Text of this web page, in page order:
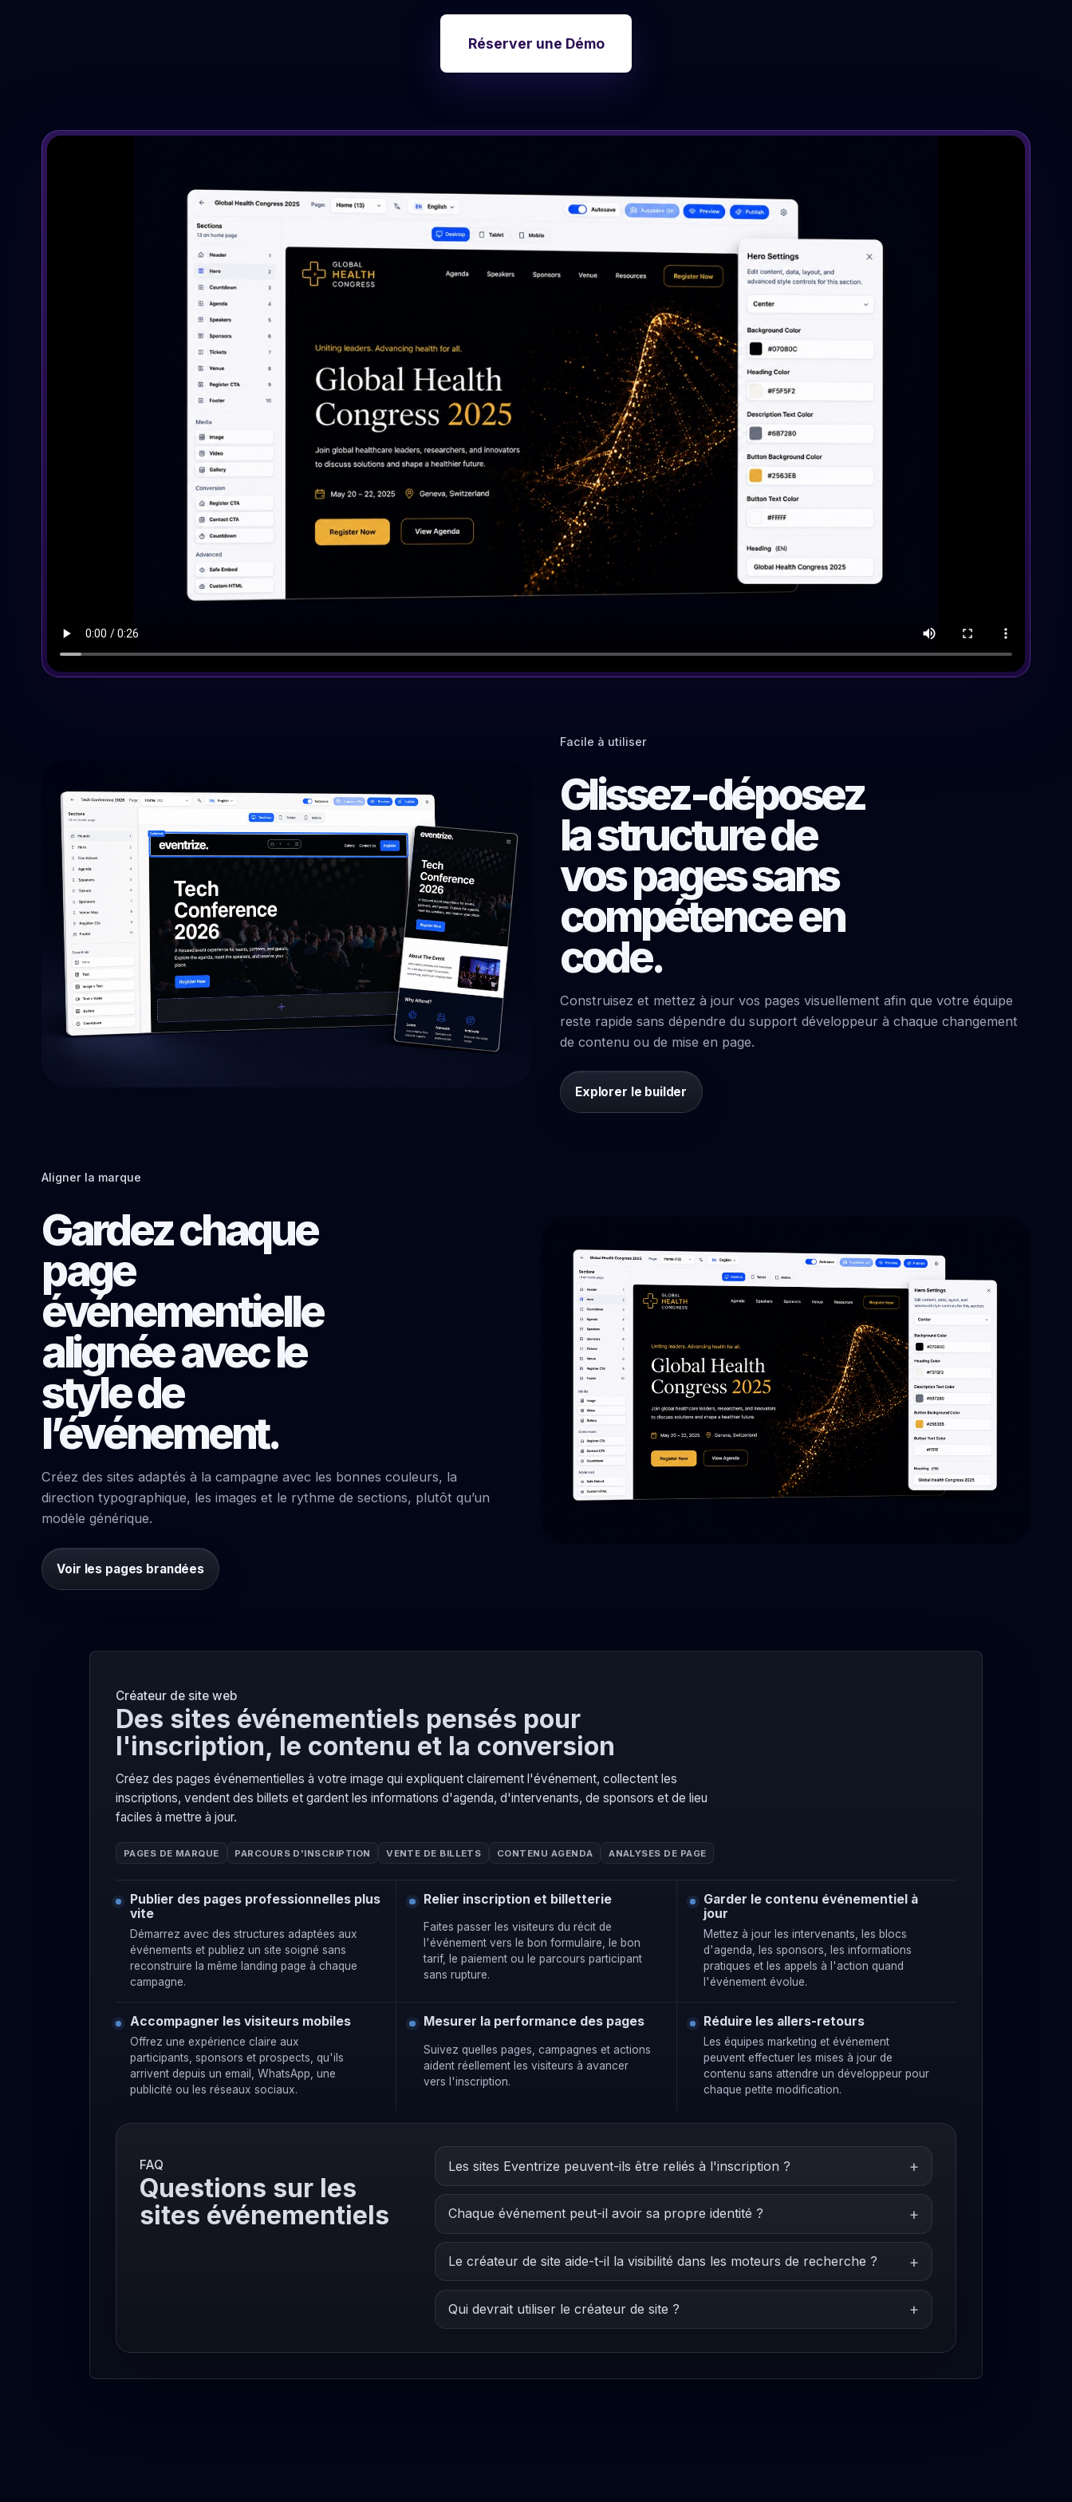
pour les participants.
Réserver une Démo
Facile à utiliser
Glissez-déposez
la structure de
vos pages sans
compétence en
code.
Construisez et mettez à jour vos pages visuellement afin que votre équipe
reste rapide sans dépendre du support développeur à chaque changement
de contenu ou de mise en page.
Explorer le builder
Aligner la marque
Gardez chaque
page
événementielle
alignée avec le
style de
l’événement.
Créez des sites adaptés à la campagne avec les bonnes couleurs, la
direction typographique, les images et le rythme de sections, plutôt qu’un
modèle générique.
Voir les pages brandées
Créateur de site web
Des sites événementiels pensés pour
l'inscription, le contenu et la conversion
Créez des pages événementielles à votre image qui expliquent clairement l'événement, collectent les
inscriptions, vendent des billets et gardent les informations d'agenda, d'intervenants, de sponsors et de lieu
faciles à mettre à jour.
PAGES DE MARQUE PARCOURS D'INSCRIPTION VENTE DE BILLETS CONTENU AGENDA ANALYSES DE PAGE
Publier des pages professionnelles plus
vite
Démarrez avec des structures adaptées aux
événements et publiez un site soigné sans
reconstruire la même landing page à chaque
campagne.
Relier inscription et billetterie
Faites passer les visiteurs du récit de
l'événement vers le bon formulaire, le bon
tarif, le paiement ou le parcours participant
sans rupture.
Garder le contenu événementiel à
jour
Mettez à jour les intervenants, les blocs
d'agenda, les sponsors, les informations
pratiques et les appels à l'action quand
l'événement évolue.
Accompagner les visiteurs mobiles
Offrez une expérience claire aux
participants, sponsors et prospects, qu'ils
arrivent depuis un email, WhatsApp, une
publicité ou les réseaux sociaux.
Mesurer la performance des pages
Suivez quelles pages, campagnes et actions
aident réellement les visiteurs à avancer
vers l'inscription.
Réduire les allers-retours
Les équipes marketing et événement
peuvent effectuer les mises à jour de
contenu sans attendre un développeur pour
chaque petite modification.
FAQ
Questions sur les
sites événementiels
Les sites Eventrize peuvent-ils être reliés à l'inscription ?
Chaque événement peut-il avoir sa propre identité ?
Le créateur de site aide-t-il la visibilité dans les moteurs de recherche ?
Qui devrait utiliser le créateur de site ?